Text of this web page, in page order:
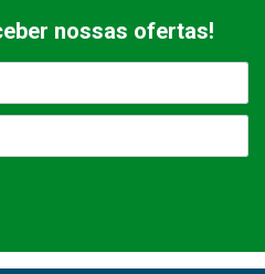
nossas ofertas!